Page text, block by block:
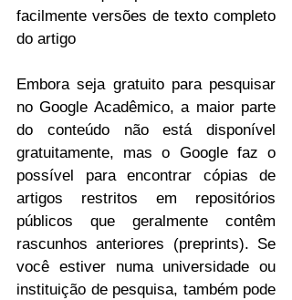
facilmente versões de texto completo
do artigo
Embora seja gratuito para pesquisar
no Google Acadêmico, a maior parte
do conteúdo não está disponível
gratuitamente, mas o Google faz o
possível para encontrar cópias de
artigos restritos em repositórios
públicos que geralmente contêm
rascunhos anteriores (preprints). Se
você estiver numa universidade ou
instituição de pesquisa, também pode